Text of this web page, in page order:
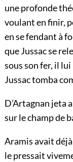
une profonde
voulant en finir,
en se fendant à
que Jussac se
sous son fer, il
Jussac tomba
D’Artagnan jeta
sur le champ de
Aramis avait
le pressait